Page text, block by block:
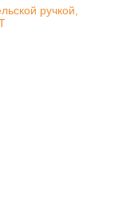
ручкой,